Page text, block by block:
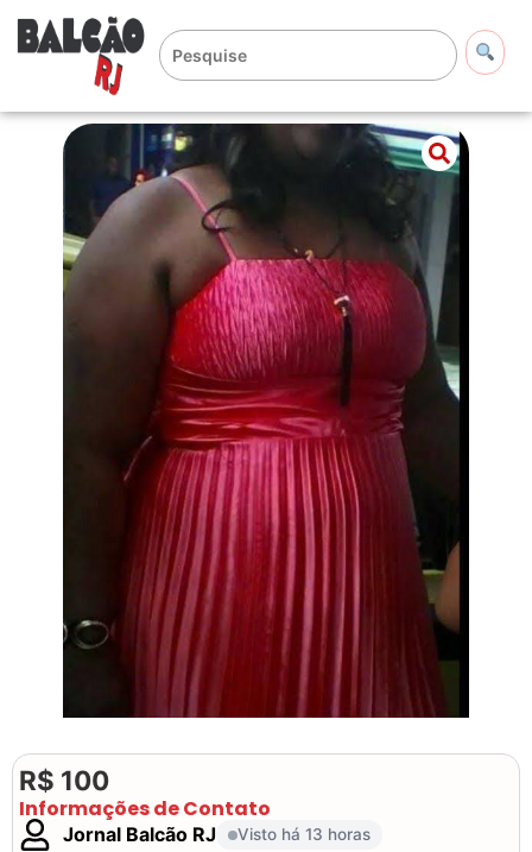
R$ 100
Informações de Contato
Jornal Balcão RJ Visto há 13 horas